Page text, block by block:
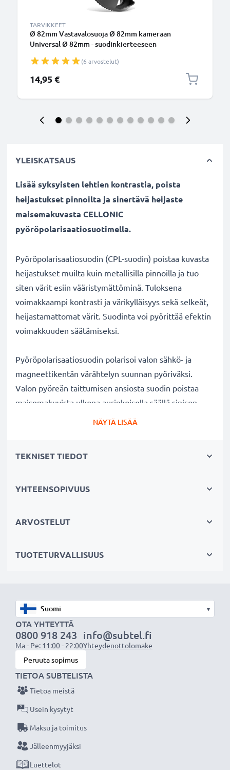
TARVIKKEET
Ø 82mm Vastavalosuoja Ø 82mm kameraan
Universal Ø 82mm - suodinkierteeseen
vastavalosuoja tuotemerkiltä CELLONIC
(6 arvostelut)
14,95 €
YLEISKATSAUS
Lisää syksyisten lehtien kontrastia, poista
heijastukset pinnoilta ja sinertävä heijaste
maisemakuvasta CELLONIC
pyöröpolarisaatiosuotimella.
Pyöröpolarisaatiosuodin (CPL-suodin) poistaa kuvasta
heijastukset muilta kuin metallisilla pinnoilla ja tuo
siten värit esiin vääristymättöminä. Tuloksena
voimakkaampi kontrasti ja värikylläisyys sekä selkeät,
heijastamattomat värit. Suodinta voi pyörittää efektin
voimakkuuden säätämiseksi.
Pyöröpolarisaatiosuodin polarisoi valon sähkö- ja
magneettikentän värähtelyn suunnan pyöriväksi.
Valon pyöreän taittumisen ansiosta suodin poistaa
maisemakuvista ulkona aurinkoisella säällä sinisen
usvan. Lisäksi polarisaatiosuotimella voi kuvata
✔ Poistaa heijastukset ei-metallisilta pinnoilta (esim.
✔ Lisää värikylläisyyttä ja kontrastia ja tuo esiin
✔ Tekee sateenkaaren värit näkyvämmiksi
✔ Saa taivaan näyttämään sinisemmältä ja pilvet
valkoisemmilta
✔ Vähentää sinistä usvaa maisemakuvissa ja
teleobjektiivilla kuvattaessa
Laadukas, moninkertaisesti pinnoitettu lasi ja
säädettävä polarisaatio
✔ Värineutraali lasi heijastamattomalla pinnoitteella
halutun valon taittumisen saamiseksi
NÄYTÄ LISÄÄ
TEKNISET TIEDOT
YHTEENSOPIVUUS
ARVOSTELUT
TUOTETURVALLISUUS
▾
OTA YHTEYTTÄ
0800 918 243
Ma - Pe: 11:00 - 22:00
info@subtel.fi
Yhteydenottolomake
Peruuta sopimus
TIETOA SUBTELISTA
Tietoa meistä
Usein kysytyt
Maksu ja toimitus
Jälleenmyyjäksi
Luettelot